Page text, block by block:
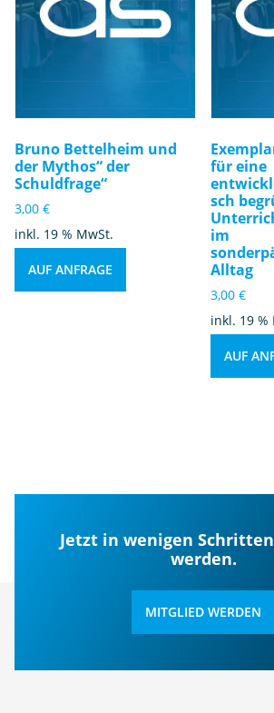
Bruno Bettelheim und
der Mythos“ der
Schuldfrage“
3,00 €
inkl. 19 % MwSt.
AUF ANFRAGE
für eine
sch
im
Alltag
3,00€
inkl. 19 %
AUF
Jetzt in wenigen
werden.
MITGLIED WERDEN